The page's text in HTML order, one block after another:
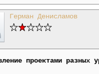
Герман Денисламов
проектами разных